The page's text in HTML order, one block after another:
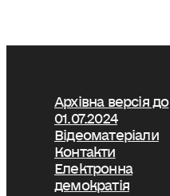
Архівна версія до
01.07.2024
Відеоматеріали
Контакти
Електронна
демократія